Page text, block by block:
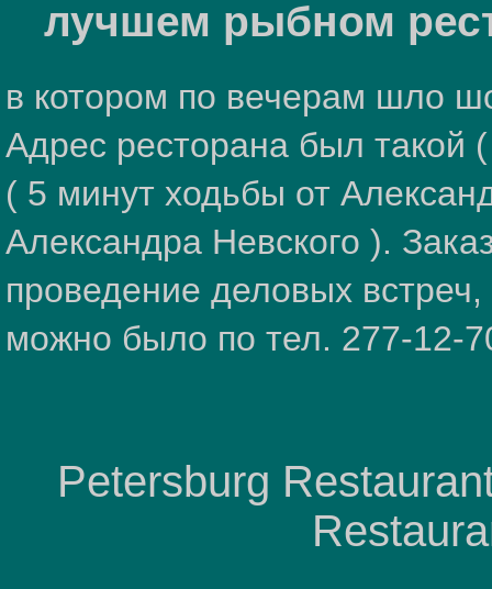
лучшем рыбном
в котором по вечерам шло
Адрес ресторана был такой
( 5 минут ходьбы от
Александра Невского ).
проведение деловых
можно было по тел. 277-12-
Petersburg